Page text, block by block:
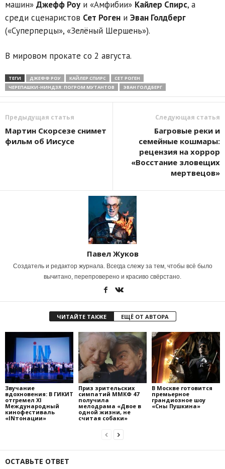
машин» Джефф Роу и «Амфибии» Кайлер Спирс, а
среди сценаристов Сет Роген и Эван Голдберг
(«Суперперцы», «Зелёный Шершень»).
В мировом прокате со 2 августа.
ТЕГИ ДЖЕФФ РОУ КАЙЛЕР СПИРС
СЕТ РОГЕН
ЧЕРЕПАШКИ-НИНДЗЯ: ПОГРОМ МУТАНТОВ
ЭВАН ГОЛДБЕРГ
Предыдущая статья
Мартин Скорсезе снимет
фильм об Иисусе
Следующая статья
Багровые реки и
семейные кошмары:
рецензия на хоррор
«Восстание зловещих
мертвецов»
Павел Жуков
Создатель и редактор журнала. Всегда слежу за тем, чтобы всё было
вычитано, перепроверено и красиво свёрстано.
ЧИТАЙТЕ ТАКЖЕ ЕЩЁ ОТ АВТОРА
Звучание
вдохновения: В ГИКИТ
отгремел XI
Международный
кинофестиваль
«INтонации»
Приз зрительских
симпатий ММКФ 47
получила
мелодрама «Двое в
одной жизни, не
считая собаки»
В Москве готовится
премьерное
грандиозное шоу
«Сны Пушкина»
ОСТАВЬТЕ ОТВЕТ